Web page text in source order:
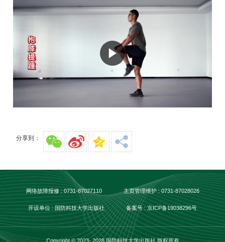
分享到：
网络故障报修 : 0731-87027110 主页管理维护 : 0731-87028026
开设单位 : 国防科技大学出版社 备案号 : 京ICP备19038296号
Copyright © 2023- 2028 国防科技大学出版社 版权所有